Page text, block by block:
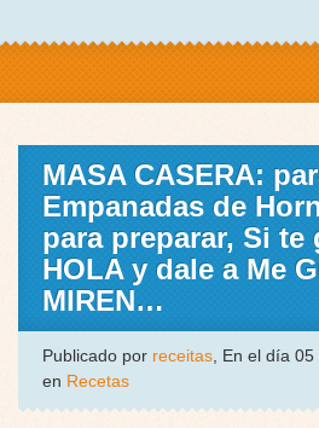
MASA CASERA:
Empanadas de
para preparar, Si
HOLA y dale a Me
MIREN…
Publicado por receitas, En el día
en Recetas